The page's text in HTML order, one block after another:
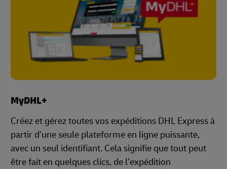
MyDHL+
Créez et gérez toutes vos expéditions DHL Express à
partir d’une seule plateforme en ligne puissante,
avec un seul identifiant. Cela signifie que tout peut
être fait en quelques clics, de l’expédition